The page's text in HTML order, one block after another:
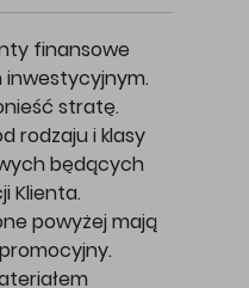
finansowe
inwestycyjnym.
stratę.
rodzaju i klasy
będących
Klienta.
powyżej mają